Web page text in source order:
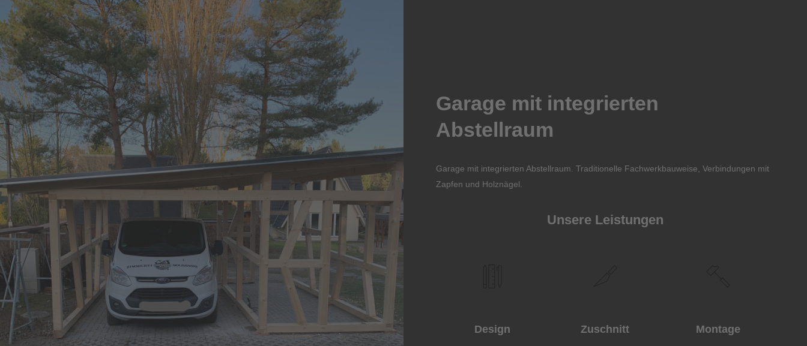
Garage mit integrierten
Abstellraum
Garage mit integrierten Abstellraum. Traditionelle Fachwerkbauweise, Verbindungen mit
Zapfen und Holznägel.
Unsere Leistungen
Design Zuschnitt Montage